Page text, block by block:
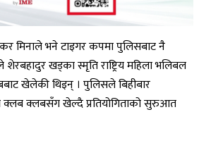
मिनाले भने टाइगर कपमा पुलिसबाट नै
खड्का स्मृति राष्ट्रिय महिला भलिबल
खेलेकी थिइन् । पुलिसले बिहीबार
क्लब क्लबसँग खेल्दै प्रतियोगिताको सुरुआत